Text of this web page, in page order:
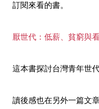
訂閱來看的書。
厭世代：低薪、貧窮與
這本書探討台灣青年世
讀後感也在另外一篇文